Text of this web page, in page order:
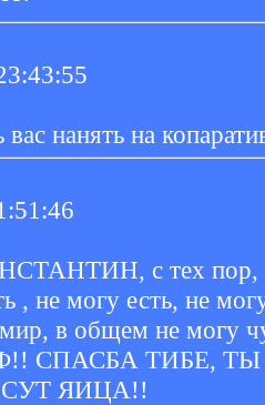
нанять на
с тех пор,
, не могу есть, не
в общем не могу
СПАСБА ТИБЕ,
ЯИЦА!!